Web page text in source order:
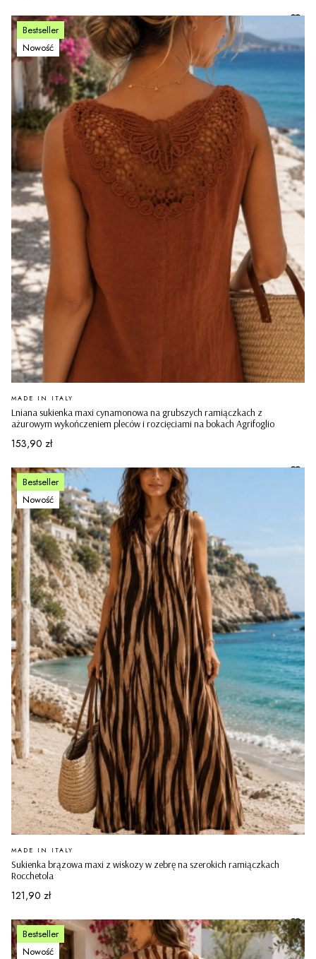
Bestseller
Nowość
Lniana sukienka maxi cynamonowa na grubszych ramiączkach z
ażurowym wykończeniem pleców i rozcięciami na bokach Agrifoglio
PRODUCENT
MADE IN ITALY
Cena
153,90 zł
Bestseller
Nowość
Sukienka brązowa maxi z wiskozy w zebrę na szerokich ramiączkach
Rocchetola
PRODUCENT
MADE IN ITALY
Cena
121,90 zł
Bestseller
Nowość